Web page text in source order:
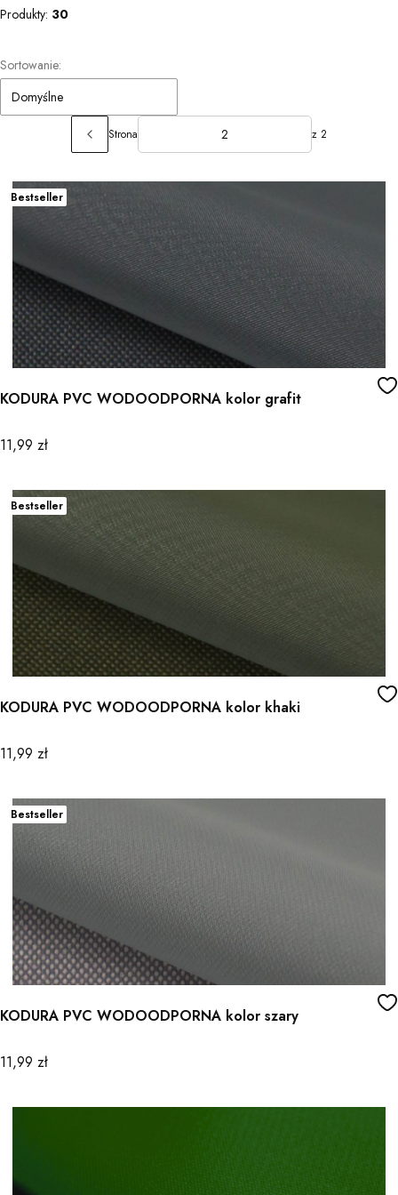
Produkty: 30
Lista produktów
Sortowanie:
Domyślne
Poprzednie produkty
Strona z 2
Bestseller
KODURA PVC WODOODPORNA kolor grafit
Cena
11,99 zł
Bestseller
KODURA PVC WODOODPORNA kolor khaki
Cena
11,99 zł
Bestseller
KODURA PVC WODOODPORNA kolor szary
Cena
11,99 zł